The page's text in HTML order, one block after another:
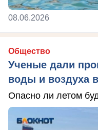
08.06.2026
Общество
Ученые дали
воды и воздуха
Опасно ли летом